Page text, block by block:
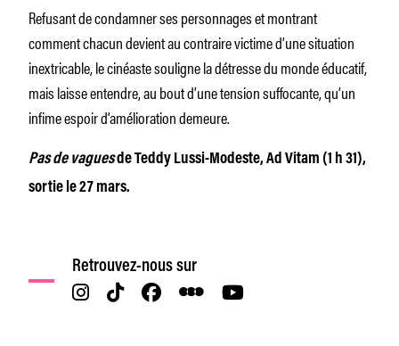
Refusant de condamner ses personnages et montrant
comment chacun devient au contraire victime d’une situation
inextricable, le cinéaste souligne la détresse du monde éducatif,
mais laisse entendre, au bout d’une tension suffocante, qu’un
infime espoir d’amélioration demeure.
Pas de vaguesde Teddy Lussi-Modeste, Ad Vitam (1 h 31),
sortie le 27 mars.
Retrouvez-nous sur